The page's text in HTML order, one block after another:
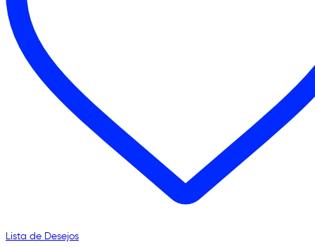
Lista de Desejos